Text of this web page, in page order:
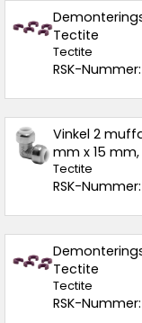
Tectite
Tectite
RSK-
Vinkel 2
mm x 15
Tectite
RSK-
Tectite
Tectite
RSK-